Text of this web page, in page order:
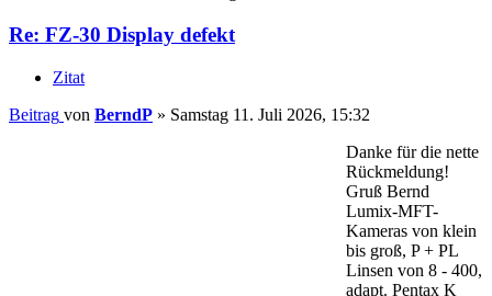
Re: FZ-30 Display defekt
Zitat
Beitrag von BerndP » Samstag 11. Juli 2026, 15:32
Danke für die nette
Rückmeldung!
Gruß Bernd
Lumix-MFT-
Kameras von klein
bis groß, P + PL
Linsen von 8 - 400,
adapt. Pentax K